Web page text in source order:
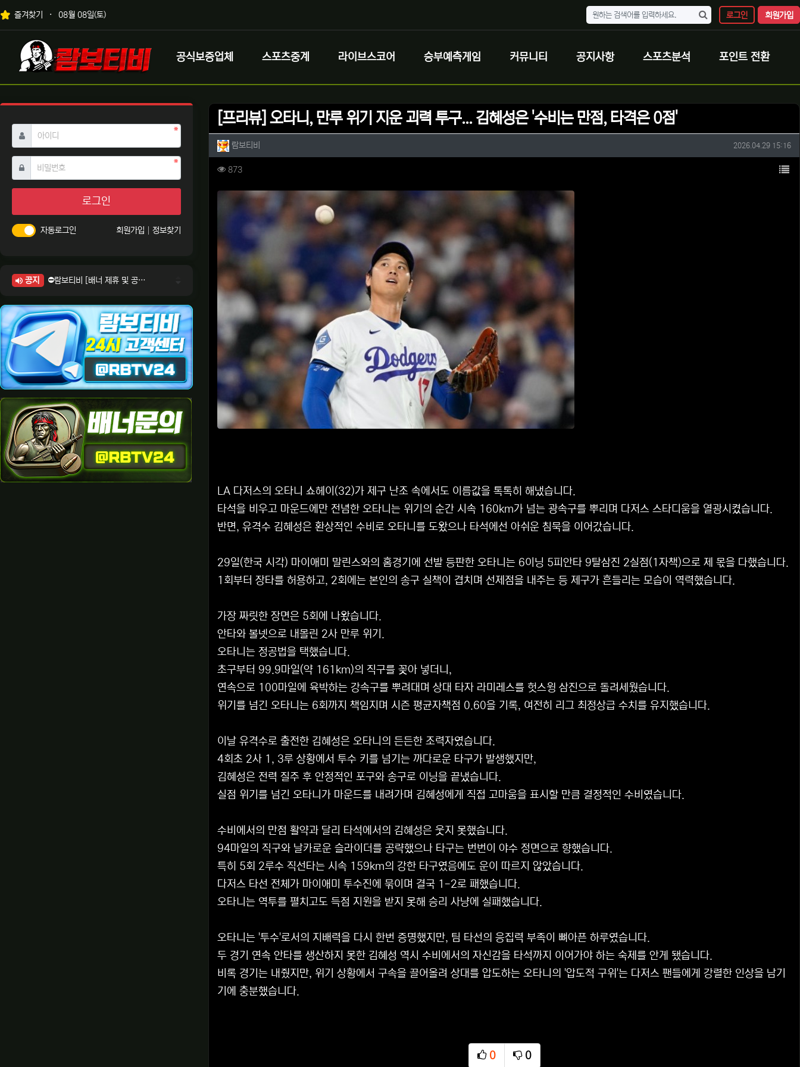
상단 네비
즐겨찾기 08월 08일(토) 로그인 회원가입
메인 메뉴
로고
공식보증업체 스포츠중계 라이브스코어 승부예측게임 커뮤니티 공지사항 스포츠분석 포인트 전환
[프리뷰] 오타니, 만루 위기 지운 괴력 투구... 김혜성은 '수비는 만점, 타격은 0점'
작성자 정보
람보티비 작성일
2026.04.29 15:16
컨텐츠 정보
873조회 목
본문
LA 다저스의 오타니 쇼헤이(32)가 제구 난조 속에서도 이름값을 톡톡히 해냈습니다.
타석을 비우고 마운드에만 전념한 오타니는 위기의 순간 시속 160km가 넘는 광속구를 뿌리며 다저스 스타디움을 열광시켰습니다.
반면, 유격수 김혜성은 환상적인 수비로 오타니를 도왔으나 타석에선 아쉬운 침묵을 이어갔습니다.
29일(한국 시각) 마이애미 말린스와의 홈경기에 선발 등판한 오타니는 6이닝 5피안타 9탈삼진 2실점(1자책)으로 제 몫을 다했습니다.
1회부터 장타를 허용하고, 2회에는 본인의 송구 실책이 겹치며 선제점을 내주는 등 제구가 흔들리는 모습이 역력했습니다.
가장 짜릿한 장면은 5회에 나왔습니다.
안타와 볼넷으로 내몰린 2사 만루 위기.
오타니는 정공법을 택했습니다.
초구부터 99.9마일(약 161km)의 직구를 꽂아 넣더니,
연속으로 100마일에 육박하는 강속구를 뿌려대며 상대 타자 라미레스를 헛스윙 삼진으로 돌려세웠습니다.
위기를 넘긴 오타니는 6회까지 책임지며 시즌 평균자책점 0.60을 기록, 여전히 리그 최정상급 수치를 유지했습니다.
이날 유격수로 출전한 김혜성은 오타니의 든든한 조력자였습니다.
4회초 2사 1, 3루 상황에서 투수 키를 넘기는 까다로운 타구가 발생했지만,
김혜성은 전력 질주 후 안정적인 포구와 송구로 이닝을 끝냈습니다.
실점 위기를 넘긴 오타니가 마운드를 내려가며 김혜성에게 직접 고마움을 표시할 만큼 결정적인 수비였습니다.
수비에서의 만점 활약과 달리 타석에서의 김혜성은 웃지 못했습니다.
94마일의 직구와 날카로운 슬라이더를 공략했으나 타구는 번번이 야수 정면으로 향했습니다.
특히 5회 2루수 직선타는 시속 159km의 강한 타구였음에도 운이 따르지 않았습니다.
다저스 타선 전체가 마이애미 투수진에 묶이며 결국 1-2로 패했습니다.
오타니는 역투를 펼치고도 득점 지원을 받지 못해 승리 사냥에 실패했습니다.
오타니는 '투수'로서의 지배력을 다시 한번 증명했지만, 팀 타선의 응집력 부족이 뼈아픈 하루였습니다.
두 경기 연속 안타를 생산하지 못한 김혜성 역시 수비에서의 자신감을 타석까지 이어가야 하는 숙제를 안게 됐습니다.
비록 경기는 내줬지만, 위기 상황에서 구속을 끌어올려 상대를 압도하는 오타니의 '압도적 구위'는 다저스 팬들에게 강렬한 인상을 남기
기에 충분했습니다.
0
0
아이디 필수
비밀번호필수
로그인
자동로그인 회원가입 정보찾기
공지
⛔람보티비 [배너 제휴 및 공식 입점 문의 안내]
⛔람보티비 [정회원 등급UP! 안내사항]
⛔람보티비 [채팅방 이용시 주의사항]
⛔람보티비 [공식보증업체 안내]